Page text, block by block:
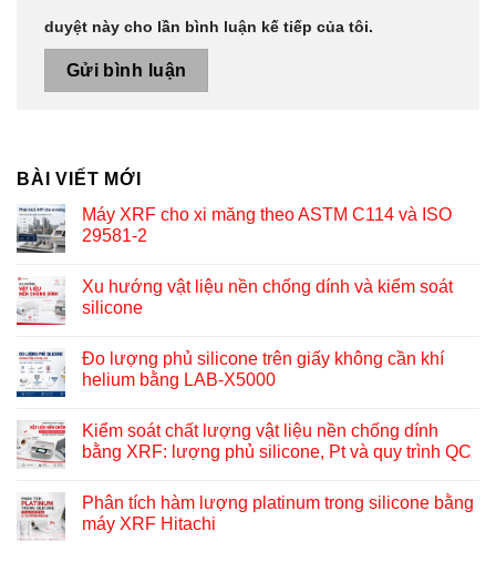
duyệt này cho lần bình luận kế tiếp của tôi.
BÀI VIẾT MỚI
Máy XRF cho xi măng theo ASTM C114 và ISO
29581-2
Xu hướng vật liệu nền chống dính và kiểm soát
silicone
Đo lượng phủ silicone trên giấy không cần khí
helium bằng LAB-X5000
Kiểm soát chất lượng vật liệu nền chống dính
bằng XRF: lượng phủ silicone, Pt và quy trình QC
Phân tích hàm lượng platinum trong silicone bằng
máy XRF Hitachi